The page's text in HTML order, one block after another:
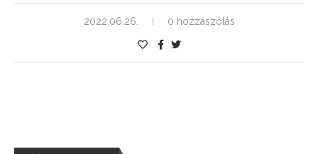
2022.06.26. 0 hozzászólás